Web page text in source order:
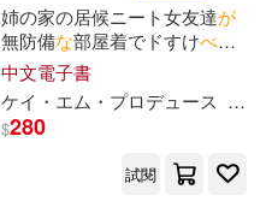
姉の家の居候ニート女友達が
無防備な部屋着でドすけべオ
ナニー誘惑!! Vol.03 (電子書)
中文電子書
ケイ・エム・プロデュース 尾
$280
試閱